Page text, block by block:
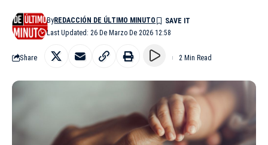
Last Updated: 26 De Marzo De 2026 12:58
ByREDACCIÓN DE ÚLTIMO MINUTO
Share 2 Min Read